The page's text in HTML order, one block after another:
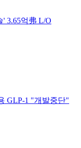
' 3.65억弗 L/O
GLP-1 "개발중단"